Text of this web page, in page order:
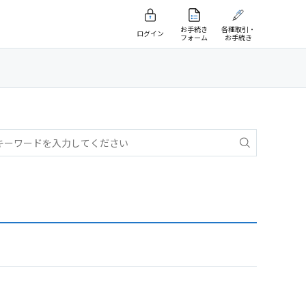
ログイン
お手続き
フォーム
各種取引・
お手続き